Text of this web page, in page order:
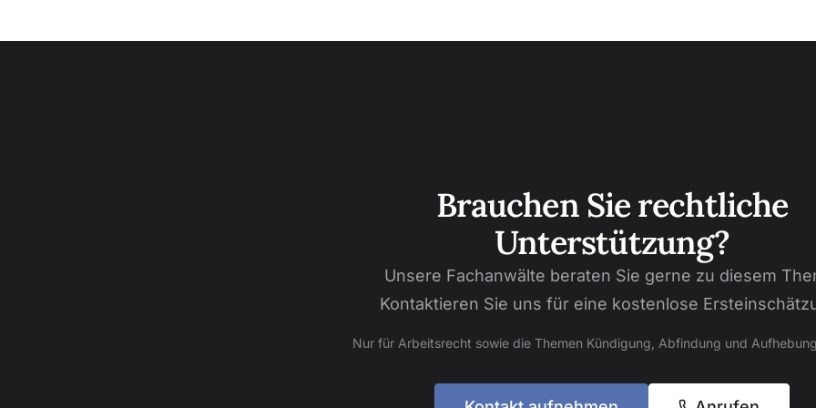
Brauchen Sie rechtliche
Unterstützung?
Unsere Fachanwälte beraten Sie gerne zu diesem
Kontaktieren Sie uns für eine kostenlose
Nur für Arbeitsrecht sowie die Themen Kündigung, Abfindung und